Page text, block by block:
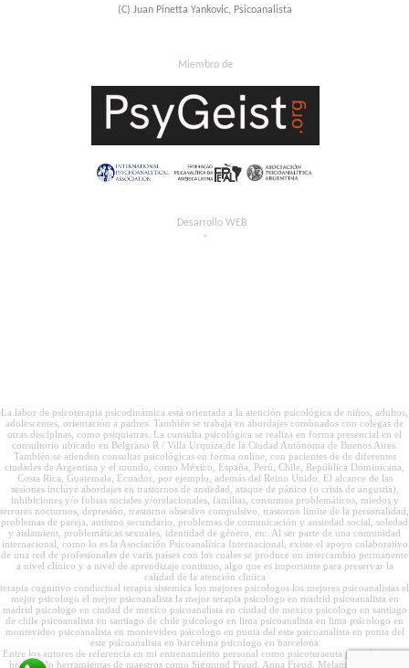
(C) Juan Pinetta Yankovic, Psicoanalista
Miembro de
Desarrollo WEB
*
La labor de psicoterapia psicodinámica está orientada a la atención psicológica de niños, adultos,
adolescentes, orientación a padres. También se trabaja en abordajes combnados con colegas de
otras disciplnas, como psiquiatras. La consulta psicológica se realiza en forma presencial en el
consultorio ubicado en Belgrano R / Villa Urquiza,de la Ciudad Autónoma de Buenos Aires.
También se atienden consultas psicológicas en forma online, con pacientes de de diferentes
ciudades de Argentina y el mundo, como México, España, Perú, Chile, República Dominicana,
Costa Rica, Guatemala, Ecuador, por ejemplo, además del Reino Unido. El alcance de las
sesiones incluye abordajes en trastornos de ansiedad, ataque de pánico (o crisis de angustia),
inhibiciones y/o fobias sociales y/orelacionales, familias, consumos problemáticos, miedos y
terrores nocturnos, depresión, trastorno obsesivo compulsivo, trastorno limite de la personalidad,
problemas de pareja, autismo secundario, problemas de comunicación y ansiedad social, soledad
y aislamient, problemáticas sexuales, identidad de género, etc. Al ser parte de una comunidad
internacional, como lo es la Asociación Psicoanalítica Internacional, existe el apoyo colaborativo
de una red de profesionales de varis países con los cuales se produce un intercambio permanente
a nivel clínico y a nivel de aprendizaje continuo, algo que es importante para preservar la
calidad de la atención clinica
terapia cognitivo conductual terapia sistemica los mejores psicologos los mejores psicoanalistas el
mejor psicologo el mejor psicoanalista la mejor terapia psicologo en madrid psicoanalista en
madrid psicologo en ciudad de mexico psicoanalista en ciudad de mexico psicologo en santiago
de chile psicoanalista en santiago de chile psicologo en lima psicoanalista en lima psicologo en
montevideo psicoanalista en montevideo psicologo en punta del este psicoanalista en punta del
este psicoanalista en barcelona psicologo en barcelona
Entre los autores de referencia en mi entrenamiento personal como psicoteraeuta psicodinámico
he tomado herramientas de maestros como Sigmund Freud, Anna Freud, Melanie Klein, Otto